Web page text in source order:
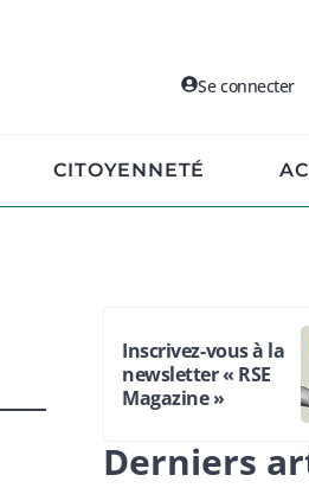
Se connecter
CITOYENNETÉ
Inscrivez-vous à la
newsletter « RSE
Magazine »
Derniers